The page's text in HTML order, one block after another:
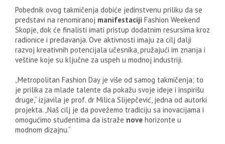
Pobednik ovog takmičenja dobiće jedinstvenu priliku da se
predstavi na renomiranoj manifestaciji Fashion Weekend
Skopje, dok će finalisti imati pristup dodatnim resursima kroz
radionice i predavanja. Ove aktivnosti imaju za cilj dalji
razvoj kreativnih potencijala učesnika, pružajući im znanja i
veštine koje su ključne za uspeh u modnoj industriji.
„Metropolitan Fashion Day je više od samog takmičenja; to
je prilika za mlade talente da pokažu svoje ideje i inspirišu
druge,“ izjavila je prof. dr Milica Slijepčević, jedna od autorki
projekta. „Naš cilj je da povežemo tradiciju sa inovacijama i
omogućimo studentima da istraže nove horizonte u
modnom dizajnu.“